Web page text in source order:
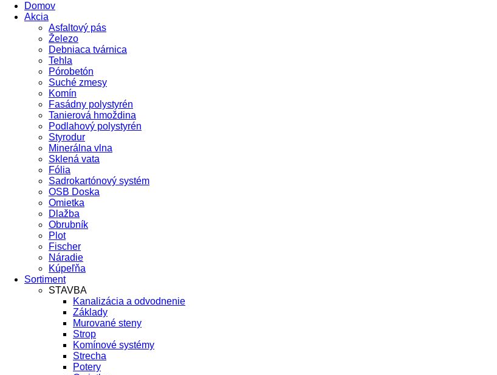
Domov
Akcia
Asfaltový pás
Železo
Debniaca tvárnica
Tehla
Pórobetón
Suché zmesy
Komín
Fasádny polystyrén
Tanierová hmoždina
Podlahový polystyrén
Styrodur
Minerálna vlna
Sklená vata
Fólia
Sadrokartónový systém
OSB Doska
Omietka
Dlažba
Obrubník
Plot
Fischer
Náradie
Kúpeľňa
Sortiment
STAVBA
Kanalizácia a odvodnenie
Základy
Murované steny
Strop
Komínové systémy
Strecha
Potery